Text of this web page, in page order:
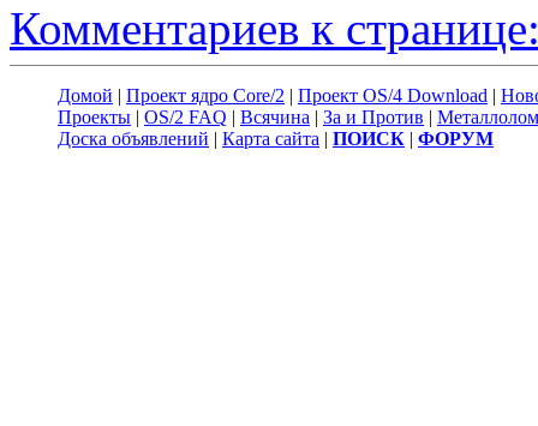
Комментариев к
Домой | Проект ядро Core/2 | Проект OS/4 Download |
Проекты | OS/2 FAQ | Всячина | За и Против | Металлолом
Доска объявлений | Карта сайта | ПОИСК | ФОРУМ